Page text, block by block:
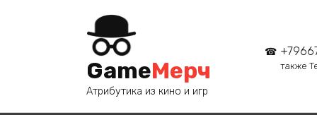
GameМерч
Атрибутика из кино и игр
также